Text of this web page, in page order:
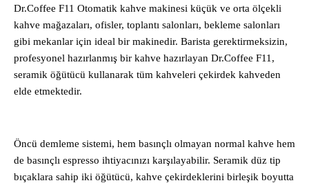
Dr.Coffee F11 Otomatik kahve makinesi küçük ve orta ölçekli
kahve mağazaları, ofisler, toplantı salonları, bekleme salonları
gibi mekanlar için ideal bir makinedir. Barista gerektirmeksizin,
profesyonel hazırlanmış bir kahve hazırlayan Dr.Coffee F11,
seramik öğütücü kullanarak tüm kahveleri çekirdek kahveden
elde etmektedir.
Öncü demleme sistemi, hem basınçlı olmayan normal kahve hem
de basınçlı espresso ihtiyacınızı karşılayabilir. Seramik düz tip
bıçaklara sahip iki öğütücü, kahve çekirdeklerini birleşik boyutta